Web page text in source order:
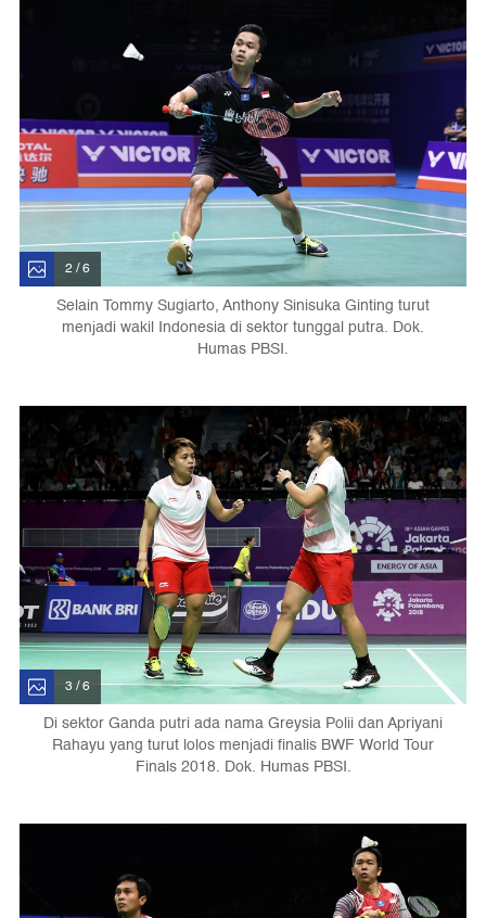
2 / 6
Selain Tommy Sugiarto, Anthony Sinisuka Ginting turut
menjadi wakil Indonesia di sektor tunggal putra. Dok.
Humas PBSI.
3 / 6
Di sektor Ganda putri ada nama Greysia Polii dan Apriyani
Rahayu yang turut lolos menjadi finalis BWF World Tour
Finals 2018. Dok. Humas PBSI.